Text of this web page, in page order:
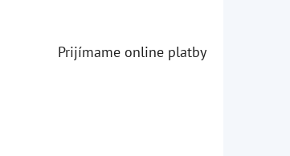
Prijímame online platby